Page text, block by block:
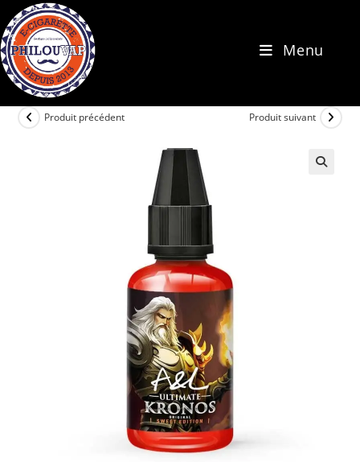
Menu
Produit précédent Produit suivant